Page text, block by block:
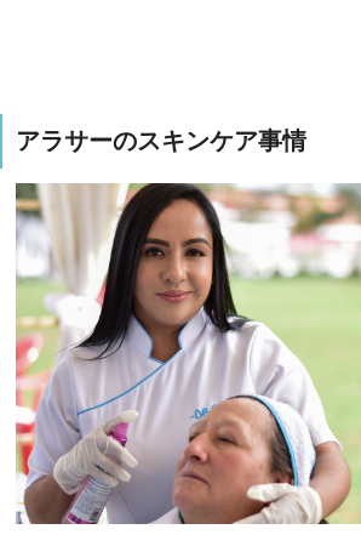
アラサーのスキンケア事情